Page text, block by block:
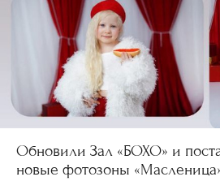
Обновили Зал «БОХО» и
новые фотозоны